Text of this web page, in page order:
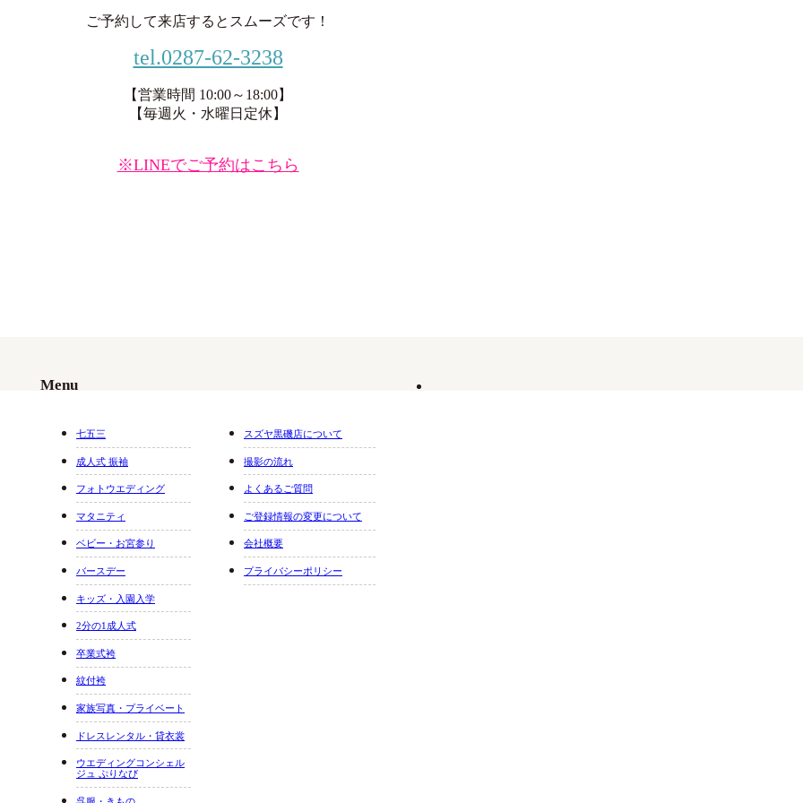
ご予約して来店するとスムーズです！
tel.0287-62-3238
【営業時間 10:00～18:00】
【毎週火・水曜日定休】
※LINEでご予約はこちら
Menu
七五三
成人式 振袖
フォトウエディング
マタニティ
ベビー・お宮参り
バースデー
キッズ・入園入学
2分の1成人式
卒業式袴
紋付袴
家族写真・プライベート
ドレスレンタル・貸衣裳
ウエディングコンシェル
ジュ ぷりなび
スズヤ黒磯店について
撮影の流れ
よくあるご質問
ご登録情報の変更について
会社概要
プライバシーポリシー